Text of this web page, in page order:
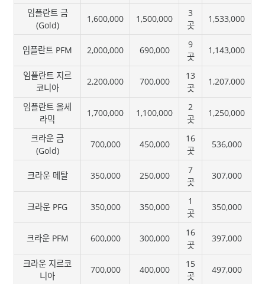
임플란트 금
(Gold)
1,600,000 1,500,000
3
곳
1,533,000
임플란트 PFM 2,000,000 690,000
9
곳
1,143,000
임플란트 지르
코니아
2,200,000 700,000
13
곳
1,207,000
임플란트 올세
라믹
1,700,000 1,100,000
2
곳
1,250,000
크라운 금
(Gold)
700,000 450,000
16
곳
536,000
크라운 메탈 350,000 250,000
7
곳
307,000
크라운 PFG 350,000 350,000
1
곳
350,000
크라운 PFM 600,000 300,000
16
곳
397,000
크라운 지르코
니아
700,000 400,000
15
곳
497,000